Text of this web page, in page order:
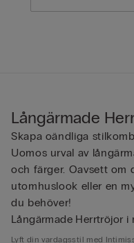
Långärmade
Skapa oändliga
Uomos urval av
och färger. Oavsett om
utomhuslook eller en
du behöver!
Långärmade Herrtröjor i
Lyft din vardagsstil med